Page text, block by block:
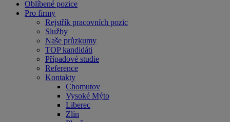
Oblíbené pozice
Pro firmy
Rejstřík pracovních pozic
Služby
Naše průzkumy
TOP kandidáti
Případové studie
Reference
Kontakty
Chomutov
Vysoké Mýto
Liberec
Zlín